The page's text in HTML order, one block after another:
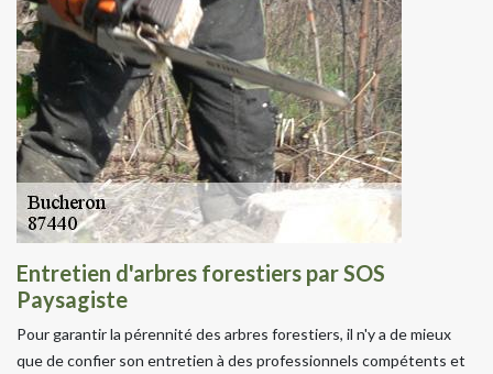
Entretien d'arbres forestiers par SOS
Paysagiste
Pour garantir la pérennité des arbres forestiers, il n'y a de mieux
que de confier son entretien à des professionnels compétents et